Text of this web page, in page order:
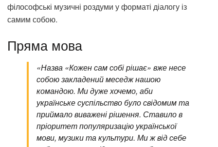
філософські музичні роздуми у форматі діалогу із
самим собою.
Пряма мова
«Назва «Кожен сам собі рішає» вже несе
собою закладений меседж нашою
командою. Ми дуже хочемо, аби
українське суспільство було свідомим та
приймало виважені рішення. Ставило в
пріоритет популяризацію української
мови, музики та культури. Ми ж від себе